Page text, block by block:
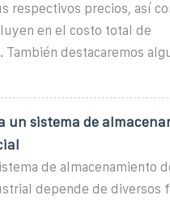
respectivos precios, así
en el costo total de
También destacaremos
un sistema de
de almacenamiento
depende de diversos